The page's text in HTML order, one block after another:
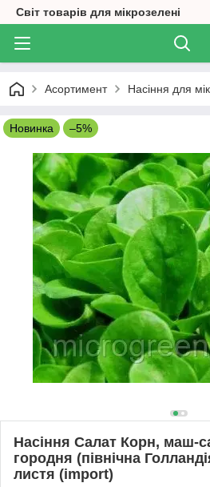
Світ товарів для мікрозелені
Асортимент Насіння для
Новинка –5%
Насіння Салат Корн, маш-
городня (північна
листя (import)